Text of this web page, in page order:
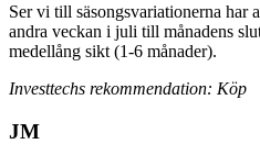
Ser vi till säsongsvariationerna har
andra veckan i juli till månadens
medellång sikt (1-6 månader).
Investtechs rekommendation: Köp
JM